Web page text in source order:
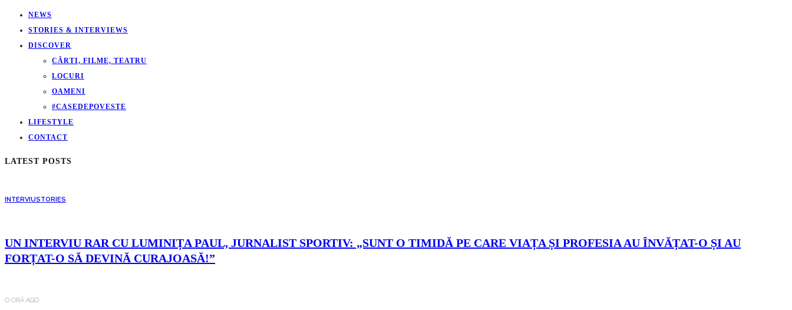
NEWS
STORIES & INTERVIEWS
DISCOVER
CĂRTI, FILME, TEATRU
LOCURI
OAMENI
#CASEDEPOVESTE
LIFESTYLE
CONTACT
LATEST POSTS
INTERVIUSTORIES
UN INTERVIU RAR CU LUMINIȚA PAUL, JURNALIST SPORTIV: „SUNT O TIMIDĂ PE CARE VIAȚA ȘI PROFESIA AU ÎNVĂȚAT-O ȘI AU
FORȚAT-O SĂ DEVINĂ CURAJOASĂ!”
O ORĂ AGO